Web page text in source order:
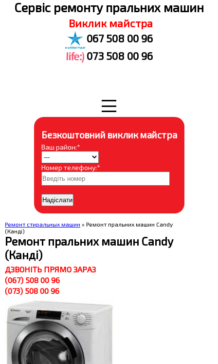
Cервіс ремонту пральних машин
Виклик майстра
067 508 00 96
073 508 00 96
Безкоштовний виклик майстра
Ваш район:*
Номер телефону:*
Ремонт стиральных машин » Ремонт пральних машин Candy
(Канді)
Ремонт пральних машин Candy
(Канді)
ДЗВОНІТЬ ПРЯМО ЗАРАЗ
(067) 508 00 96
(073) 508 00 96